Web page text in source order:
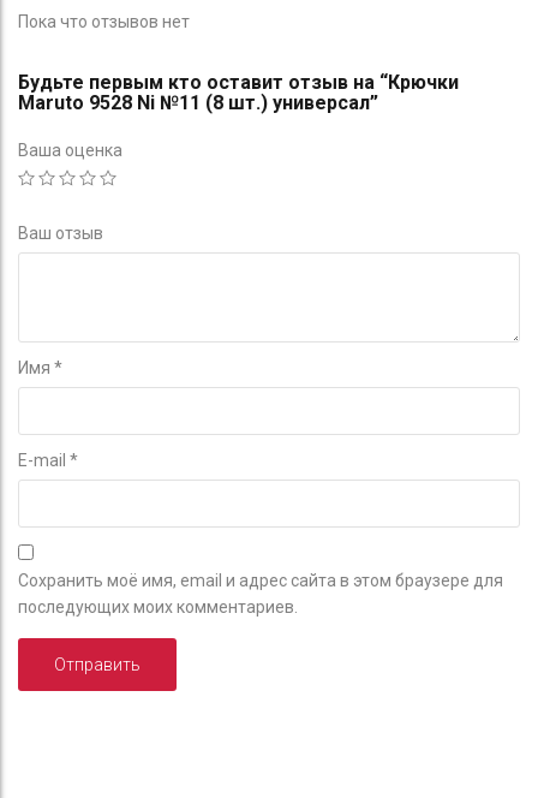
Пока что отзывов нет
Будьте первым кто оставит отзыв на “Крючки
Maruto 9528 Ni №11 (8 шт.) универсал”
Ваша оценка
Ваш отзыв
Имя *
E-mail *
Сохранить моё имя, email и адрес сайта в этом браузере для
последующих моих комментариев.